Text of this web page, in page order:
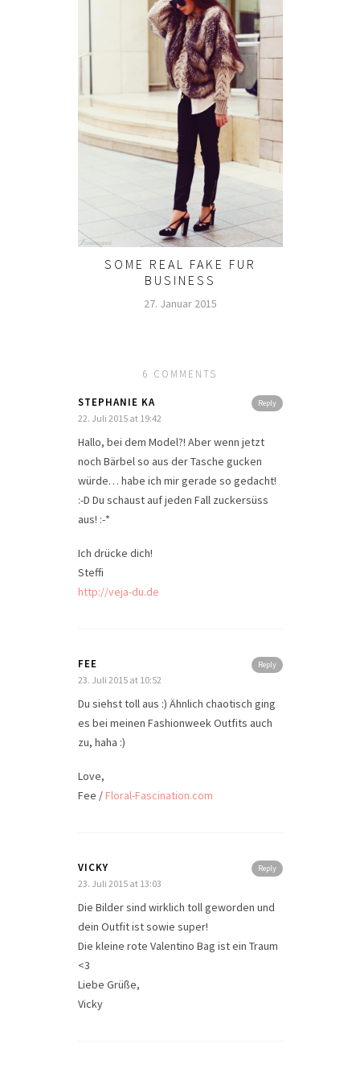
SOME REAL FAKE FUR
BUSINESS
27. Januar 2015
6 COMMENTS
Reply
STEPHANIE KA
22. Juli 2015 at 19:42
Hallo, bei dem Model?! Aber wenn jetzt
noch Bärbel so aus der Tasche gucken
würde… habe ich mir gerade so gedacht!
:-D Du schaust auf jeden Fall zuckersüss
aus! :-*
Ich drücke dich!
Steffi
http://veja-du.de
Reply
FEE
23. Juli 2015 at 10:52
Du siehst toll aus :) Ähnlich chaotisch ging
es bei meinen Fashionweek Outfits auch
zu, haha :)
Love,
Fee / Floral-Fascination.com
Reply
VICKY
23. Juli 2015 at 13:03
Die Bilder sind wirklich toll geworden und
dein Outfit ist sowie super!
Die kleine rote Valentino Bag ist ein Traum
<3
Liebe Grüße,
Vicky